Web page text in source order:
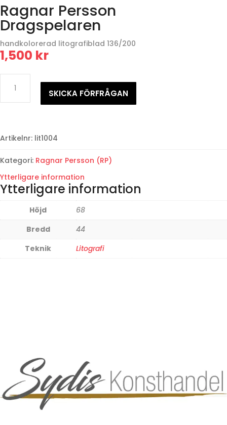
Ragnar Persson
Dragspelaren
handkolorerad litografiblad 136/200
1,500 kr
PerssonDragspelaren
mängd
SKICKA FÖRFRÅGAN
Artikelnr: lit1004
Kategori: Ragnar Persson (RP)
Ytterligare information
Ytterligare information
Höjd
68
Bredd
44
Teknik
Litografi